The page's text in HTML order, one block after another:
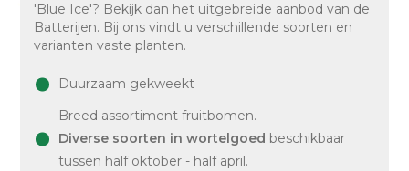
'Blue Ice'? Bekijk dan het uitgebreide aanbod van de
Batterijen. Bij ons vindt u verschillende soorten en
varianten vaste planten.
Duurzaam gekweekt
Breed assortiment fruitbomen.
Diverse soorten in wortelgoed beschikbaar
tussen half oktober - half april.